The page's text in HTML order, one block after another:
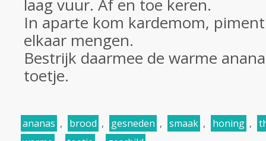
laag vuur. Af en toe keren.
In aparte kom kardemom,
elkaar mengen.
Bestrijk daarmee de warme
toetje.
ananas , brood , gesneden , smaak , honing ,